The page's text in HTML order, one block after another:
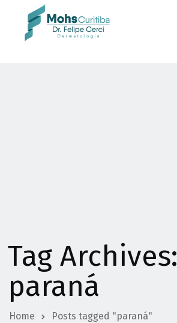
Tag Archives:
paraná
Home Posts tagged "paraná"